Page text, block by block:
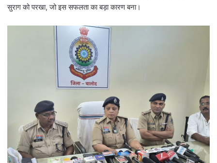
सुराग को परखा, जो इस सफलता का बड़ा कारण बना।